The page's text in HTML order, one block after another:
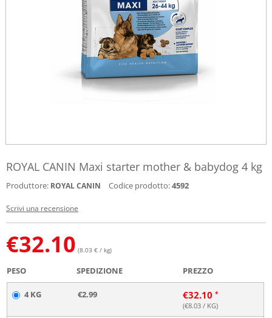
ROYAL CANIN Maxi starter mother & babydog 4 kg
Produttore: ROYAL CANIN Codice prodotto:4592
Scrivi una recensione
€32.10 (8.03 € / kg)
PESO SPEDIZIONE PREZZO
4 KG €2.99 €32.10
(€8.03 / KG)